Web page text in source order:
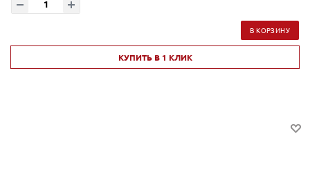
В КОРЗИНУ
КУПИТЬ В 1 КЛИК